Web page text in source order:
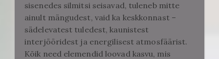
sisenedes silmitsi seisavad, tuleneb mitte
ainult mängudest, vaid ka keskkonnast –
sädelevatest tuledest, kaunistest
interjööridest ja energilisest atmosfäärist.
Kõik need elemendid loovad kasvu, mis